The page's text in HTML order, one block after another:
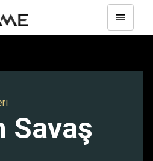
Savaş